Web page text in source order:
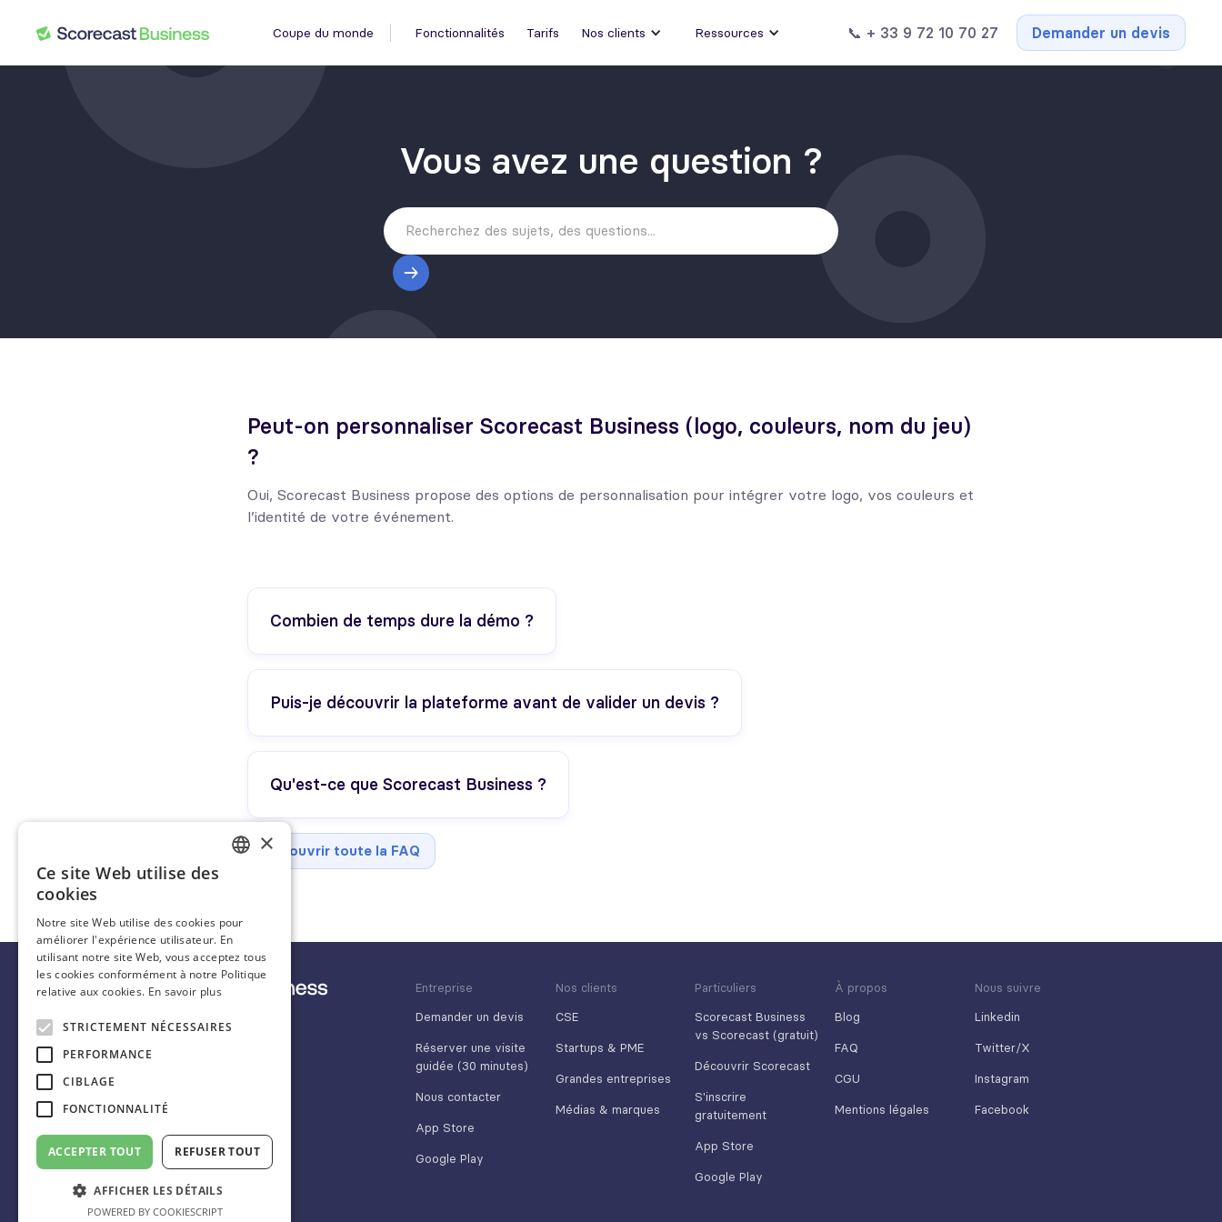
Coupe du monde Fonctionnalités Tarifs Nos clients Ressources 📞 + 33 9 72 10 70 27 Demander un devis
Vous avez une question ?
Peut-on personnaliser Scorecast Business (logo, couleurs, nom du jeu)
?
Oui, Scorecast Business propose des options de personnalisation pour intégrer votre logo, vos couleurs et
l’identité de votre événement.
Combien de temps dure la démo ?
Puis-je découvrir la plateforme avant de valider un devis ?
Qu'est-ce que Scorecast Business ?
Découvrir toute la FAQ
Français
+33 9 72 10 70 27
scorecastbusiness@idalgo.fr
31 rue Chanzy
75011 Paris 🇫🇷
Entreprise
Demander un devis
Réserver une visite
guidée (30 minutes)
Nous contacter
App Store
Google Play
Nos clients
CSE
Startups & PME
Grandes entreprises
Médias & marques
Particuliers
Scorecast Business
vs Scorecast (gratuit)
Découvrir Scorecast
S'inscrire
gratuitement
App Store
Google Play
À propos
Blog
FAQ
CGU
Mentions légales
Nous suivre
Linkedin
Twitter/X
Instagram
Facebook
×
Ce site Web utilise des
cookies
Notre site Web utilise des cookies pour
améliorer l'expérience utilisateur. En
utilisant notre site Web, vous acceptez tous
les cookies conformément à notre Politique
relative aux cookies. En savoir plus
STRICTEMENT NÉCESSAIRES
PERFORMANCE
CIBLAGE
FONCTIONNALITÉ
ACCEPTER TOUT REFUSER TOUT
AFFICHER LES DÉTAILS
POWERED BY COOKIESCRIPT